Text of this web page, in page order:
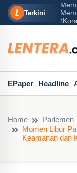
Terkini
EPaper Headline
Home
Parlemen
Momen Libur
Keamanan dan